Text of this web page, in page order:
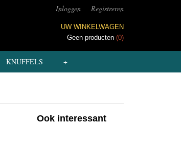
Inloggen Registreren
UW WINKELWAGEN
Geen producten (0)
KNUFFELS +
Ook interessant